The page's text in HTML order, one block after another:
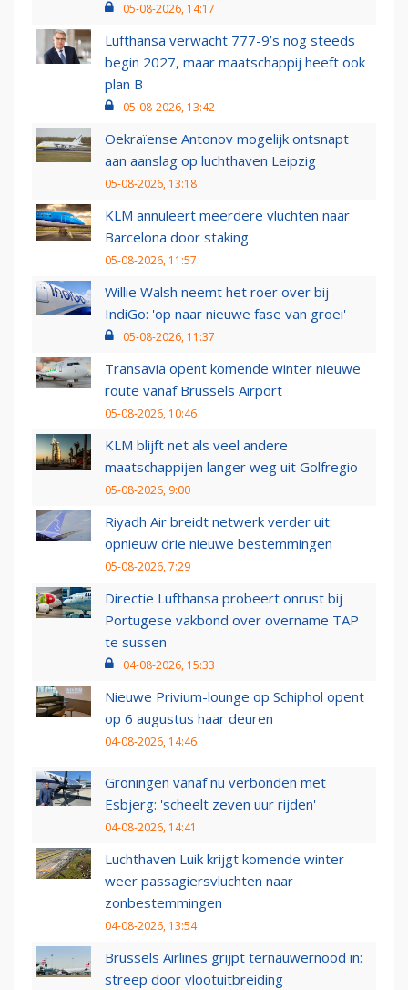
05-08-2026, 14:17
Lufthansa verwacht 777-9’s nog steeds
begin 2027, maar maatschappij heeft ook
plan B
05-08-2026, 13:42
Oekraïense Antonov mogelijk ontsnapt
aan aanslag op luchthaven Leipzig
05-08-2026, 13:18
KLM annuleert meerdere vluchten naar
Barcelona door staking
05-08-2026, 11:57
Willie Walsh neemt het roer over bij
IndiGo: 'op naar nieuwe fase van groei'
05-08-2026, 11:37
Transavia opent komende winter nieuwe
route vanaf Brussels Airport
05-08-2026, 10:46
KLM blijft net als veel andere
maatschappijen langer weg uit Golfregio
05-08-2026, 9:00
Riyadh Air breidt netwerk verder uit:
opnieuw drie nieuwe bestemmingen
05-08-2026, 7:29
Directie Lufthansa probeert onrust bij
Portugese vakbond over overname TAP
te sussen
04-08-2026, 15:33
Nieuwe Privium-lounge op Schiphol opent
op 6 augustus haar deuren
04-08-2026, 14:46
Groningen vanaf nu verbonden met
Esbjerg: 'scheelt zeven uur rijden'
04-08-2026, 14:41
Luchthaven Luik krijgt komende winter
weer passagiersvluchten naar
zonbestemmingen
04-08-2026, 13:54
Brussels Airlines grijpt ternauwernood in:
streep door vlootuitbreiding